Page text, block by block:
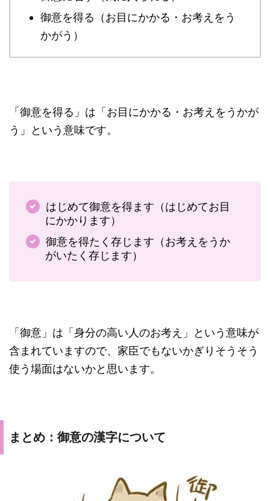
御意を得る（お目にかかる・お考えをう
かがう）
「御意を得る」は「お目にかかる・お考えをうかが
う」という意味です。
はじめて御意を得ます（はじめてお目
にかかります）
御意を得たく存じます（お考えをうか
がいたく存じます）
「御意」は「身分の高い人のお考え」という意味が
含まれていますので、家臣でもないかぎりそうそう
使う場面はないかと思います。
まとめ：御意の漢字について